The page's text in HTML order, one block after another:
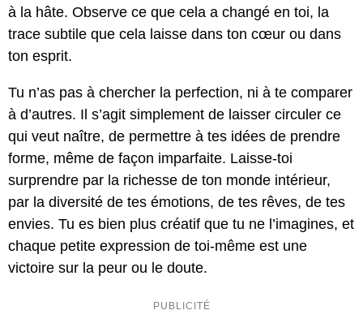
à la hâte. Observe ce que cela a changé en toi, la
trace subtile que cela laisse dans ton cœur ou dans
ton esprit.
Tu n’as pas à chercher la perfection, ni à te comparer
à d’autres. Il s’agit simplement de laisser circuler ce
qui veut naître, de permettre à tes idées de prendre
forme, même de façon imparfaite. Laisse-toi
surprendre par la richesse de ton monde intérieur,
par la diversité de tes émotions, de tes rêves, de tes
envies. Tu es bien plus créatif que tu ne l’imagines, et
chaque petite expression de toi-même est une
victoire sur la peur ou le doute.